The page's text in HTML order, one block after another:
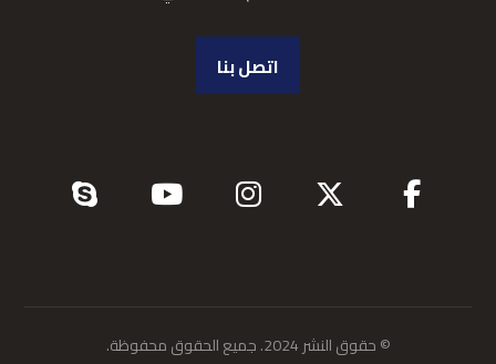
اتصل بنا
© حقوق النشر 2024. جميع الحقوق محفوظة.